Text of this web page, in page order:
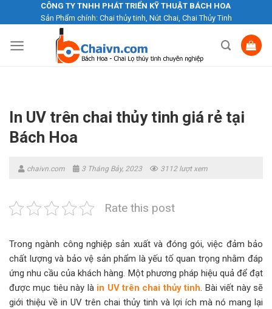
to
content
CÔNG TY TNHH PHÁT TRIỂN KỸ THUẬT BÁCH HOA
Sản Phẩm chính: Chai thủy tinh, Nút Chai, Chai Thủy Tinh
In UV trên chai thủy tinh giá rẻ tại
Bách Hoa
chaivn.com 3 Tháng Bảy, 2023 3112 lượt xem
Rate this post
Trong ngành công nghiệp sản xuất và đóng gói, việc đảm bảo
chất lượng và bảo vệ sản phẩm là yếu tố quan trọng nhằm đáp
ứng nhu cầu của khách hàng. Một phương pháp hiệu quả để đạt
được mục tiêu này là in UV trên chai thủy tinh . Bài viết này sẽ
giới thiệu về in UV trên chai thủy tinh và lợi ích mà nó mang lại